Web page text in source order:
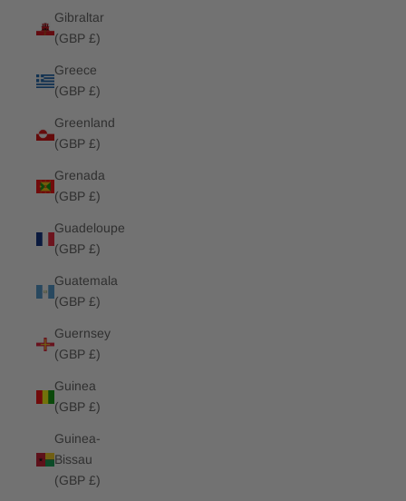
Gibraltar
(GBP £)
Greece
(GBP £)
Greenland
(GBP £)
Grenada
(GBP £)
Guadeloupe
(GBP £)
Guatemala
(GBP £)
Guernsey
(GBP £)
Guinea
(GBP £)
Guinea-
Bissau
(GBP £)